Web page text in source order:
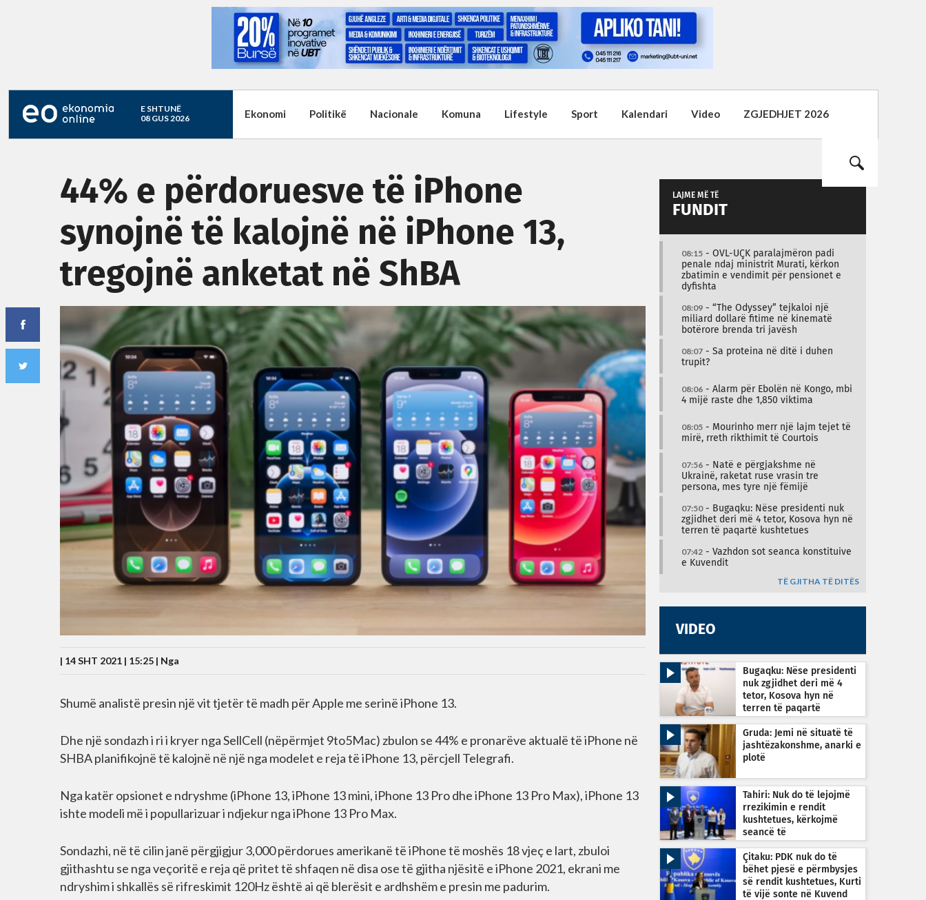
E SHTUNË
08 GUS 2026
Ekonomi Politikë Nacionale Komuna Lifestyle Sport Kalendari Video ZGJEDHJET 2026
44% e përdoruesve të iPhone
synojnë të kalojnë në iPhone 13,
tregojnë anketat në ShBA
| 14 SHT 2021 | 15:25 | Nga
Shumë analistë presin një vit tjetër të madh për Apple me serinë iPhone 13.
Dhe një sondazh i ri i kryer nga SellCell (nëpërmjet 9to5Mac) zbulon se 44% e pronarëve aktualë të iPhone në
SHBA planifikojnë të kalojnë në një nga modelet e reja të iPhone 13, përcjell Telegrafi.
Nga katër opsionet e ndryshme (iPhone 13, iPhone 13 mini, iPhone 13 Pro dhe iPhone 13 Pro Max), iPhone 13
ishte modeli më i popullarizuar i ndjekur nga iPhone 13 Pro Max.
Sondazhi, në të cilin janë përgjigjur 3,000 përdorues amerikanë të iPhone të moshës 18 vjeç e lart, zbuloi
gjithashtu se nga veçoritë e reja që pritet të shfaqen në disa ose të gjitha njësitë e iPhone 2021, ekrani me
ndryshim i shkallës së rifreskimit 120Hz është ai që blerësit e ardhshëm e presin me padurim.
LAJME MË TË
FUNDIT
08:15 - OVL-UÇK paralajmëron padi
penale ndaj ministrit Murati, kërkon
zbatimin e vendimit për pensionet e
dyfishta
08:09 - “The Odyssey” tejkaloi një
miliard dollarë fitime në kinematë
botërore brenda tri javësh
08:07 - Sa proteina në ditë i duhen
trupit?
08:06 - Alarm për Ebolën në Kongo, mbi
4 mijë raste dhe 1,850 viktima
08:05 - Mourinho merr një lajm tejet të
mirë, rreth rikthimit të Courtois
07:56 - Natë e përgjakshme në
Ukrainë, raketat ruse vrasin tre
persona, mes tyre një fëmijë
07:50- Bugaqku: Nëse presidenti nuk
zgjidhet deri më 4 tetor, Kosova hyn në
terren të paqartë kushtetues
07:42 - Vazhdon sot seanca konstituive
e Kuvendit
TË GJITHA TË DITËS
VIDEO
Bugaqku: Nëse presidenti
nuk zgjidhet deri më 4
tetor, Kosova hyn në
terren të paqartë
Gruda: Jemi në situatë të
jashtëzakonshme, anarki e
plotë
Tahiri: Nuk do të lejojmë
rrezikimin e rendit
kushtetues, kërkojmë
seancë të
orën 22:30
Çitaku: PDK nuk do të
bëhet pjesë e përmbysjes
së rendit kushtetues, Kurti
të vijë sonte në Kuvend